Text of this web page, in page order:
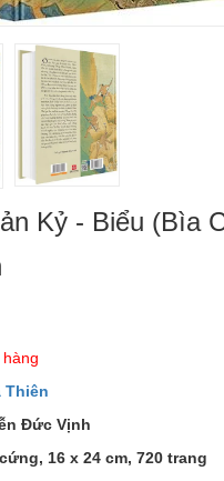
Kỷ - Biểu (Bìa
hàng
Thiên
Đức Vịnh
16 x 24 cm, 720 trang